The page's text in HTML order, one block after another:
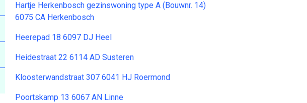
Hartje Herkenbosch gezinswoning type A (Bouwnr. 14)
6075 CA Herkenbosch
Heerepad 18 6097 DJ Heel
Heidestraat 22 6114 AD Susteren
Kloosterwandstraat 307 6041 HJ Roermond
Poortskamp 13 6067 AN Linne